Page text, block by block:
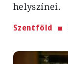
helyszínei.
Szentföld
Image